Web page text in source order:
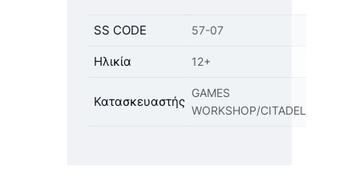
SS CODE 57-07
Ηλικία 12+
Κατασκευαστής
GAMES
WORKSHOP/CITADEL